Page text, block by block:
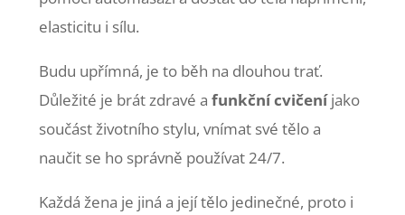
elasticitu i sílu.
Budu upřímná, je to běh na dlouhou trať.
Důležité je brát zdravé a funkční cvičeníjako
součást životního stylu, vnímat své tělo a
naučit se ho správně používat 24/7.
Každá žena je jiná a její tělo jedinečné, proto i